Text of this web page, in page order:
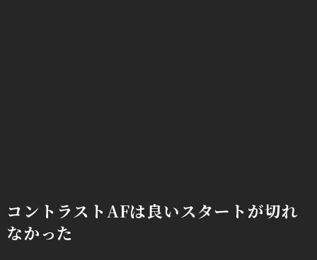
コントラストAFは良いスタートが切れ
なかった